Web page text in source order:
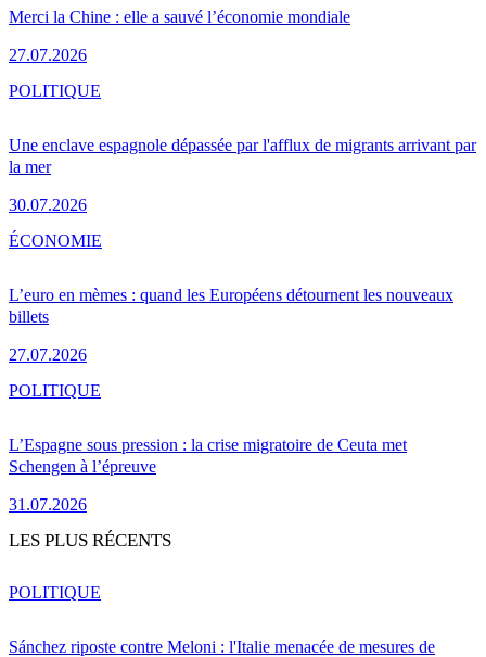
Merci la Chine : elle a sauvé l’économie mondiale
27.07.2026
Une enclave espagnole dépassée par l'afflux de migrants arrivant par
la mer
30.07.2026
POLITIQUE
L’euro en mèmes : quand les Européens détournent les nouveaux
billets
27.07.2026
ÉCONOMIE
L’Espagne sous pression : la crise migratoire de Ceuta met
Schengen à l’épreuve
31.07.2026
POLITIQUE
LES PLUS RÉCENTS
Sánchez riposte contre Meloni : l'Italie menacée de mesures de
POLITIQUE